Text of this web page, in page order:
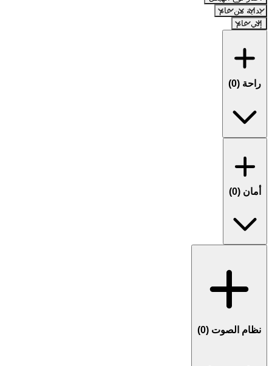
بداية من عام
إلي عام
راحة (0
)
أمان (0
)
نظام الصوت (0
)